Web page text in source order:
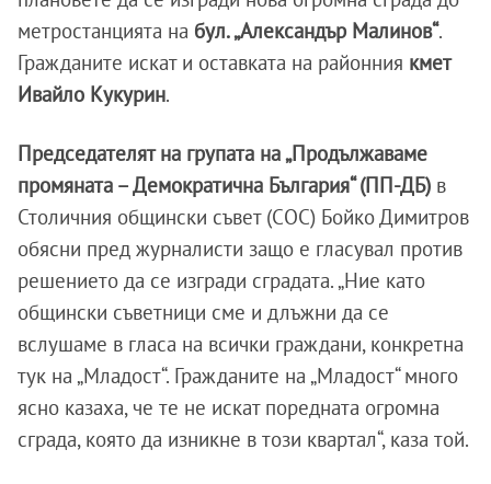
метростанцията на бул. „Александър Малинов“.
Гражданите искат и оставката на районния кмет
Ивайло Кукурин.
Председателят на групата на „Продължаваме
промяната – Демократична България“ (ПП-ДБ) в
Столичния общински съвет (СОС) Бойко Димитров
обясни пред журналисти защо е гласувал против
решението да се изгради сградата. „Ние като
общински съветници сме и длъжни да се
вслушаме в гласа на всички граждани, конкретна
тук на „Младост“. Гражданите на „Младост“ много
ясно казаха, че те не искат поредната огромна
сграда, която да изникне в този квартал“, каза той.